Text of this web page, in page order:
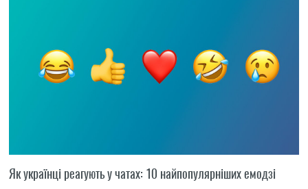
Як українці реагують у чатах: 10 найпопулярніших емодзі